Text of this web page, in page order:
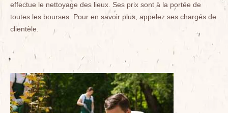
effectue le nettoyage des lieux. Ses prix sont à la portée de
toutes les bourses. Pour en savoir plus, appelez ses chargés de
clientèle.